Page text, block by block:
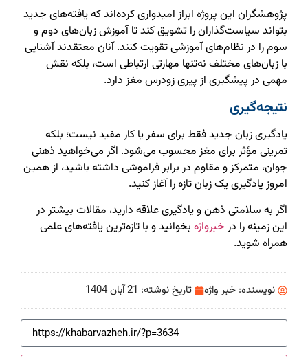
پژوهشگران این پروژه ابراز امیدواری کرده‌اند که یافته‌های جدید
بتواند سیاست‌گذاران را تشویق کند تا آموزش زبان‌های دوم و
سوم را در نظام‌های آموزشی تقویت کنند. آنان معتقدند آشنایی
با زبان‌های مختلف نه‌تنها مهارتی ارتباطی است، بلکه نقش
مهمی در پیشگیری از پیری زودرس مغز دارد.
نتیجه‌گیری
یادگیری زبان جدید فقط برای سفر یا کار مفید نیست؛ بلکه
تمرینی مؤثر برای مغز محسوب می‌شود. اگر می‌خواهید ذهنی
جوان، متمرکز و مقاوم در برابر فراموشی داشته باشید، از همین
امروز یادگیری یک زبان تازه را آغاز کنید.
اگر به سلامتی ذهن و یادگیری علاقه دارید، مقالات بیشتر در
این زمینه را در خبرواژه بخوانید و با تازه‌ترین یافته‌های علمی
همراه شوید.
نویسنده: خبر واژه تاریخ نوشته: 21 آبان 1404